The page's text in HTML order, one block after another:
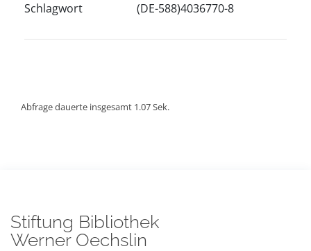
Schlagwort
(DE-588)4036770-8
Abfrage dauerte insgesamt 1.07 Sek.
Stiftung Bibliothek
Werner Oechslin